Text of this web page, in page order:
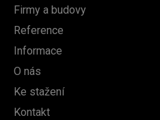
Firmy a budovy
Reference
Informace
O nás
Ke stažení
Kontakt